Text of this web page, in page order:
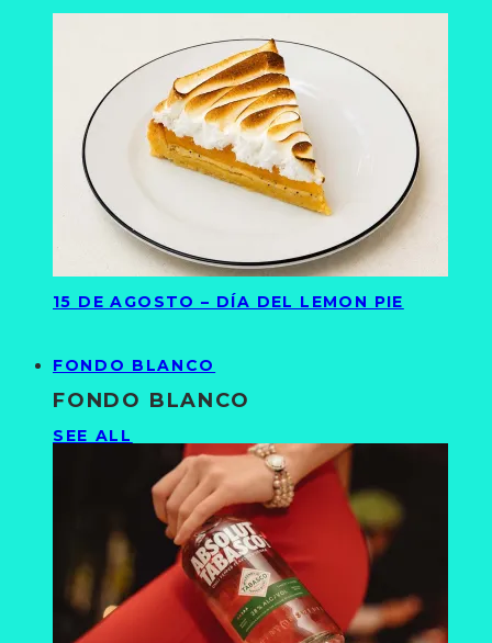
15 DE AGOSTO – DÍA DEL LEMON PIE
FONDO BLANCO
FONDO BLANCO
SEE ALL